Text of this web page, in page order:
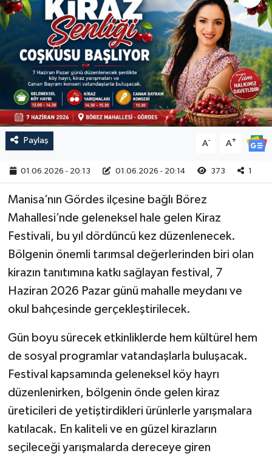
Paylaş A- A+
01.06.2026 - 20:13 01.06.2026 - 20:14 373 1
Manisa’nın Gördes ilçesine bağlı Börez
Mahallesi’nde geleneksel hale gelen Kiraz
Festivali, bu yıl dördüncü kez düzenlenecek.
Bölgenin önemli tarımsal değerlerinden biri olan
kirazın tanıtımına katkı sağlayan festival, 7
Haziran 2026 Pazar günü mahalle meydanı ve
okul bahçesinde gerçekleştirilecek.
Gün boyu sürecek etkinliklerde hem kültürel hem
de sosyal programlar vatandaşlarla buluşacak.
Festival kapsamında geleneksel köy hayrı
düzenlenirken, bölgenin önde gelen kiraz
üreticileri de yetiştirdikleri ürünlerle yarışmalara
katılacak. En kaliteli ve en güzel kirazların
seçileceği yarışmalarda dereceye giren
Duyurular
Teknoloji
Yerel Haber
Akhisar Emlak
Ülke
Etiketler
Tarım-Gıda
Sektörel
Röportaj
Dünya
Yaşam
Yerel Haber
Akhisar Emlak
Ülke
Etiketler